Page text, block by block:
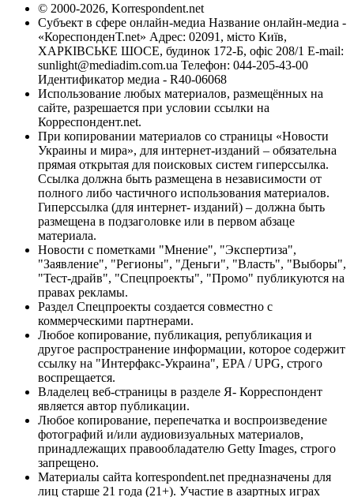
© 2000-2026, Korrespondent.net
Субъект в сфере онлайн-медиа Название онлайн-медиа -
«КореспонденТ.net» Адрес: 02091, місто Київ,
ХАРКІВСЬКЕ ШОСЕ, будинок 172-Б, офіс 208/1 E-mail:
sunlight@mediadim.com.ua Телефон: 044-205-43-00
Идентификатор медиа - R40-06068
Использование любых материалов, размещённых на
сайте, разрешается при условии ссылки на
Корреспондент.net.
При копировании материалов со страницы «Новости
Украины и мира», для интернет-изданий – обязательна
прямая открытая для поисковых систем гиперссылка.
Ссылка должна быть размещена в независимости от
полного либо частичного использования материалов.
Гиперссылка (для интернет- изданий) – должна быть
размещена в подзаголовке или в первом абзаце
материала.
Новости с пометками "Мнение", "Экспертиза",
"Заявление", "Регионы", "Деньги", "Власть", "Выборы",
"Тест-драйв", "Спецпроекты", "Промо" публикуются на
правах рекламы.
Раздел Спецпроекты создается совместно с
коммерческими партнерами.
Любое копирование, публикация, републикация и
другое распространение информации, которое содержит
ссылку на "Интерфакс-Украина", EPA / UPG, строго
воспрещается.
Владелец веб-страницы в разделе Я- Корреспондент
является автор публикации.
Любое копирование, перепечатка и воспроизведение
фотографий и/или аудиовизуальных материалов,
принадлежащих правообладателю Getty Images, строго
запрещено.
Материалы сайта korrespondent.net предназначены для
лиц старше 21 года (21+). Участие в азартных играх